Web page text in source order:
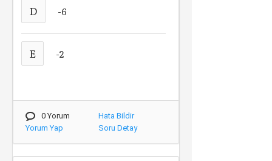
D -6
E -2
0 Yorum
Yorum Yap
Hata Bildir
Soru Detay